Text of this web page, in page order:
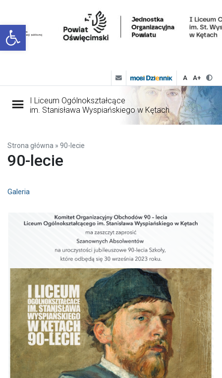
Open toolbar
A A+
I Liceum Ogólnokształcące
im. Stanisława Wyspiańskiego w Kętach
Strona główna » 90-lecie
90-lecie
Galeria